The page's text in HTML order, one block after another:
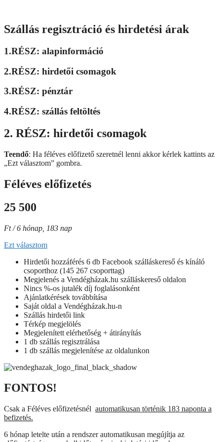
Szállás regisztráció és hirdetési árak
1.RÉSZ: alapinformáció
2.RÉSZ: hirdetői csomagok
3.RÉSZ: pénztár
4.RÉSZ: szállás feltöltés
2. RÉSZ: hirdetői csomagok
Teendő: Ha féléves előfizető szeretnél lenni akkor kérlek kattints az
„Ezt választom” gombra.
Féléves előfizetés
25 500
Ft / 6 hónap, 183 nap
Ezt választom
Hirdetői hozzáférés 6 db Facebook szálláskereső és kínáló
csoporthoz (145 267 csoporttag)
Megjelenés a Vendégházak.hu szálláskereső oldalon
Nincs %-os jutalék díj foglalásonként
Ajánlatkérések továbbítása
Saját oldal a Vendégházak.hu-n
Szállás hirdetői link
Térkép megjelölés
Megjelenített elérhetőség + átirányítás
1 db szállás regisztrálása
1 db szállás megjelenítése az oldalunkon
FONTOS!
Csak a Féléves előfizetésnél automatikusan történik 183 naponta a
befizetés.
6 hónap letelte után a rendszer automatikusan megújítja az